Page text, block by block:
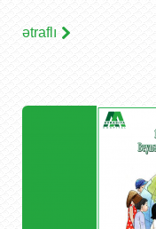
ətraflı